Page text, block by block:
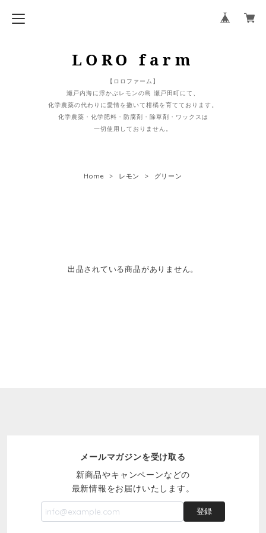
LORO farm
【ロロファーム】
瀬戸内海に浮かぶレモンの島 瀬戸田町にて、
化学農薬の代わりに愛情を撒いて柑橘を育てております。
化学農薬・化学肥料・防腐剤・除草剤・ワックスは
一切使用しておりません。
Home レモン グリーン
出品されている商品がありません。
メールマガジンを受け取る
新商品やキャンペーンなどの
最新情報をお届けいたします。
登録